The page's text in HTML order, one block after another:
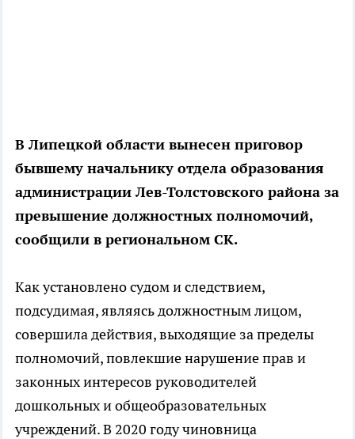
В Липецкой области вынесен приговор
бывшему начальнику отдела образования
администрации Лев-Толстовского района за
превышение должностных полномочий,
сообщили в региональном СК.
Как установлено судом и следствием,
подсудимая, являясь должностным лицом,
совершила действия, выходящие за пределы
полномочий, повлекшие нарушение прав и
законных интересов руководителей
дошкольных и общеобразовательных
учреждений. В 2020 году чиновница